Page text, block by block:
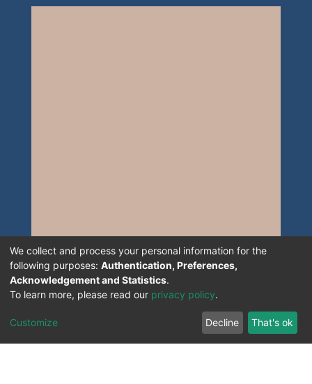
We collect and process your personal information for the
following purposes: Authentication, Preferences,
Acknowledgement and Statistics.
To learn more, please read our privacy policy.
Customize Decline That's ok